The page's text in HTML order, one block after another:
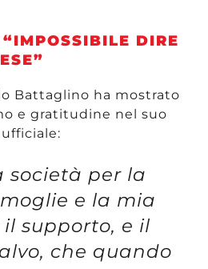
DIRE
Battaglino ha mostrato
e gratitudine nel suo
società per la
e la mia
supporto, e il
che quando